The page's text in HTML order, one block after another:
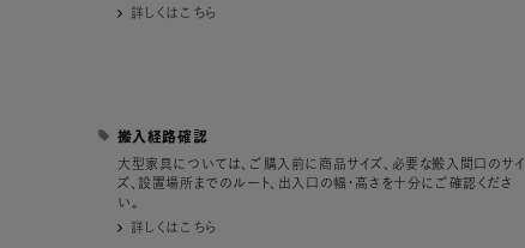
詳しくはこちら
搬入経路確認
大型家具については、ご購入前に商品サイズ、必要な搬入間口のサイ
ズ、設置場所までのルート、出入口の幅・高さを十分にご確認くださ
い。
詳しくはこちら